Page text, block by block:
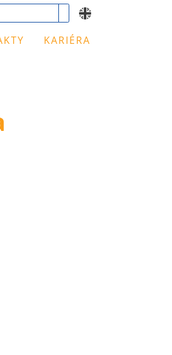
more
KARIÉRA